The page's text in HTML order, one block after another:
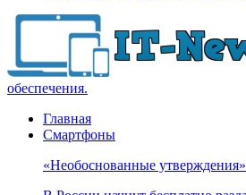
обеспечения.
Главная
Смартфоны
«Необоснованные